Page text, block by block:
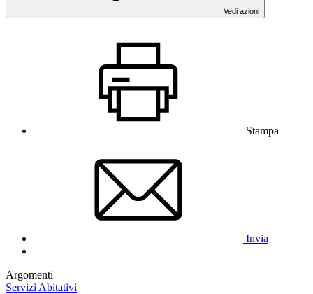
Vedi azioni
Stampa
Invia
Argomenti
Servizi Abitativi